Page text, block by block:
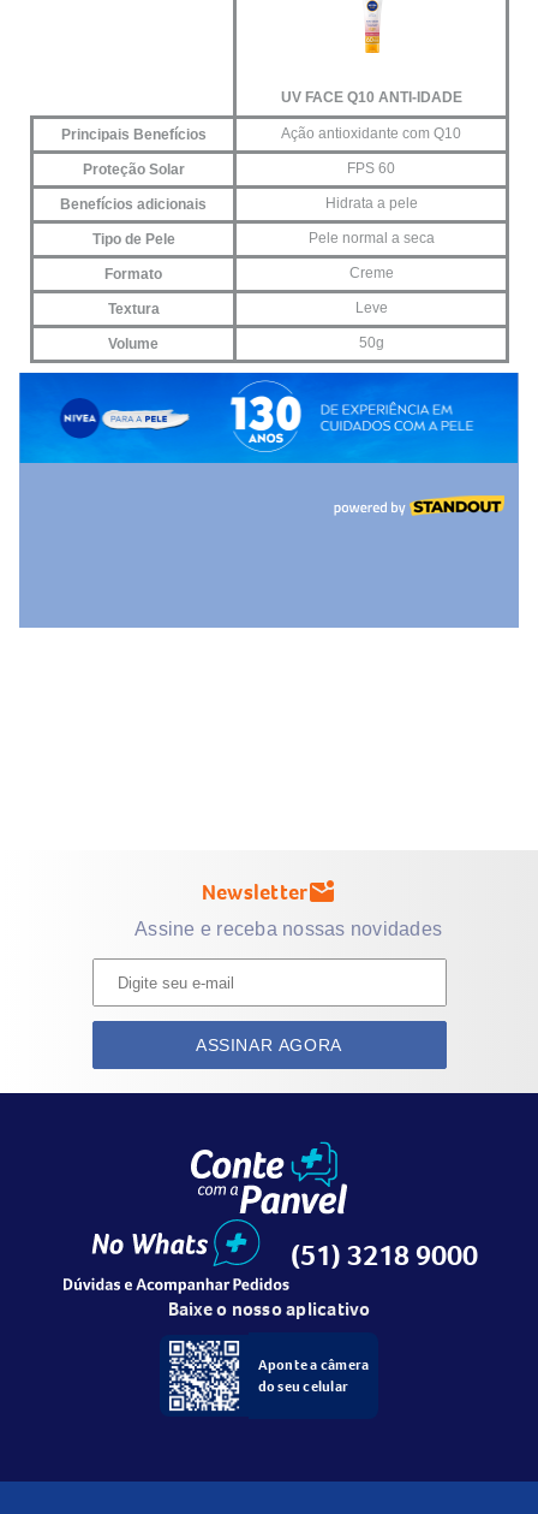
Newslettermark_email_unread
Assine e receba nossas novidades
ASSINAR AGORA
(51) 3218 9000
Baixe o nosso aplicativo
Aponte a câmera
do seu celular